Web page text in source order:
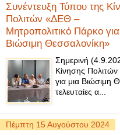
Συνέντευξη Τύπου της
Πολιτών «ΔΕΘ –
Μητροπολιτικό Πάρκο
Βιώσιμη Θεσσαλονίκη»
Σημερινή
Κίνησης
για μια Βιώσιμη
τελευταίες α...
Πέμπτη 15 Αυγούστου 2024